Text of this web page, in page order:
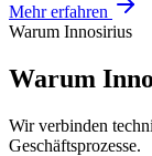
Mehr erfahren
Warum Innosirius
Warum
Wir verbinden
Geschäftsprozesse.